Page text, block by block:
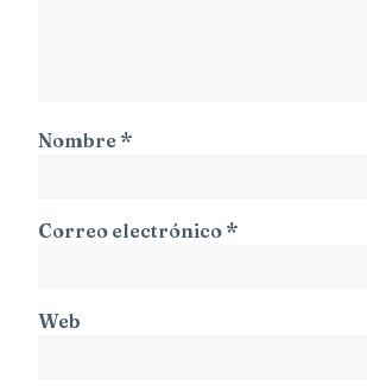
Nombre *
Correo electrónico *
Web